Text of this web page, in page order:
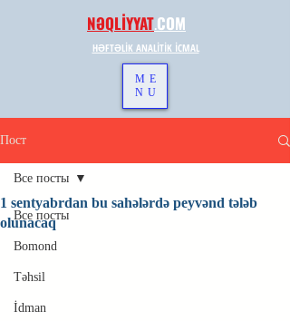
NƏQLİYYAT.COM
HƏFTƏLİK ANALİTİK İCMAL
ME
NU
Пост
Все посты
Bomond
Təhsil
İdman
Все посты
1 sentyabrdan bu sahələrdə peyvənd tələb
olunacaq